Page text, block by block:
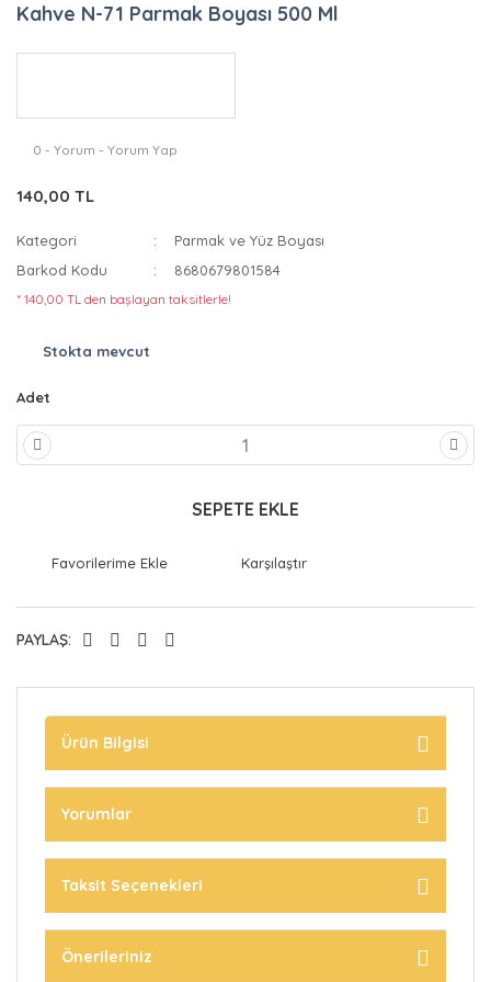
Kahve N-71 Parmak Boyası 500 Ml
0 - Yorum - Yorum Yap
140,00 TL
Kategori
Parmak ve Yüz Boyası
Barkod Kodu
8680679801584
* 140,00 TL den başlayan taksitlerle!
Stokta mevcut
Adet
SEPETE EKLE
Karşılaştır
PAYLAŞ:
Ürün Bilgisi
Yorumlar
Taksit Seçenekleri
Önerileriniz